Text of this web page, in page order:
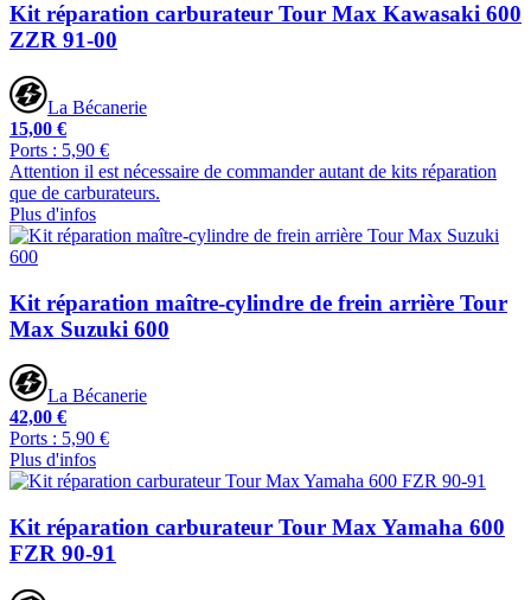
Kit réparation carburateur Tour Max Kawasaki 600
ZZR 91-00
La Bécanerie
15,00 €
Ports : 5,90 €
Attention il est nécessaire de commander autant de kits réparation
que de carburateurs.
Plus d'infos
Kit réparation maître-cylindre de frein arrière Tour
Max Suzuki 600
La Bécanerie
42,00 €
Ports : 5,90 €
Plus d'infos
Kit réparation carburateur Tour Max Yamaha 600
FZR 90-91